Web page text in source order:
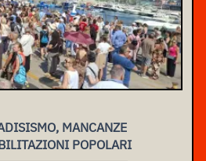
MANCANZE
POPOLARI